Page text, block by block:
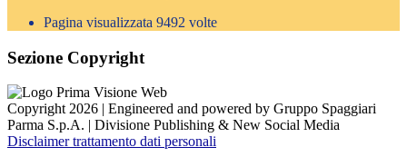
Pagina visualizzata 9492 volte
Sezione Copyright
Copyright 2026 | Engineered and powered by Gruppo Spaggiari
Parma S.p.A. | Divisione Publishing & New Social Media
Disclaimer trattamento dati personali